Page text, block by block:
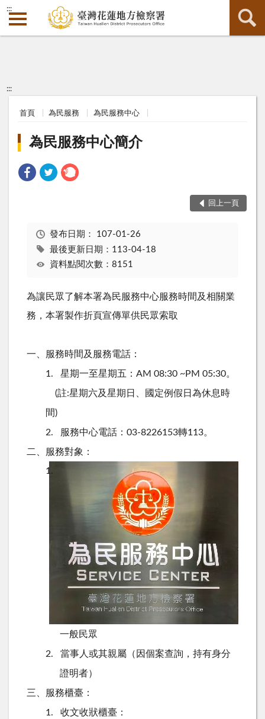
:::
:::
首頁 為民服務 為民服務中心
為民服務中心簡介
回上一頁
發布日期： 107-01-26
最後更新日期：113-04-18
資料點閱次數：8151
為讓民眾了解本署為民服務中心服務時間及相關業
務，本署製作折頁宣傳單供民眾索取
一、 服務時間及服務電話：
1. 星期一至星期五： AM 08:30 ~PM 05:30。
(註:星期六及星期日、國定例假日為休息時
間)
2. 服務中心電話： 03-8226153轉113。
二、 服務對象：
1.
一般民眾
2.
當事人或其親屬（因個案查詢，持有身分
證明者）
三、 服務櫃臺：
1.
收文收狀櫃臺：